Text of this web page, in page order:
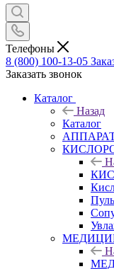
Телефоны
8 (800) 100-13-05
Заказать звонок
Каталог
Назад
Каталог